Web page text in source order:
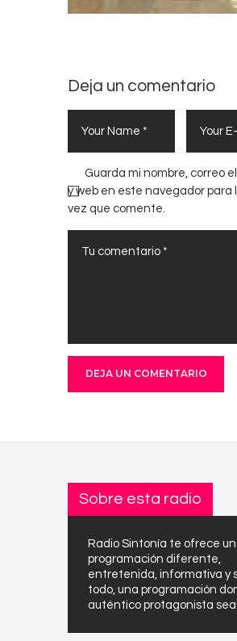
Deja un comentario
Guarda mi nombre, correo
y web en este navegador para
vez que comente.
Sobre esta radio
Radio Sintonía te ofrece
programación diferente,
entretenida, informativa y
todo, una programación
auténtico protagonista